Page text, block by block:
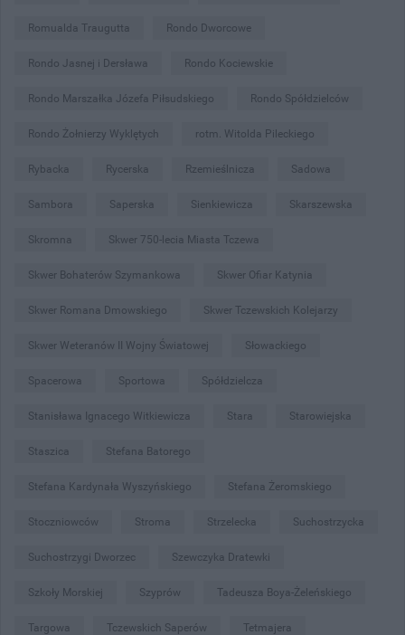
Romualda Traugutta Rondo Dworcowe
Rondo Jasnej i Dersława Rondo Kociewskie
Rondo Marszałka Józefa Piłsudskiego Rondo Spółdzielców
Rondo Żołnierzy Wyklętych rotm. Witolda Pileckiego
Rybacka Rycerska Rzemieślnicza Sadowa
Sambora Saperska Sienkiewicza Skarszewska
Skromna Skwer 750-lecia Miasta Tczewa
Skwer Bohaterów Szymankowa Skwer Ofiar Katynia
Skwer Romana Dmowskiego Skwer Tczewskich Kolejarzy
Skwer Weteranów II Wojny Światowej Słowackiego
Spacerowa Sportowa Spółdzielcza
Stanisława Ignacego Witkiewicza Stara Starowiejska
Staszica Stefana Batorego
Stefana Kardynała Wyszyńskiego Stefana Żeromskiego
Stoczniowców Stroma Strzelecka Suchostrzycka
Suchostrzygi Dworzec Szewczyka Dratewki
Szkoły Morskiej Szyprów Tadeusza Boya-Żeleńskiego
Targowa Tczewskich Saperów Tetmajera